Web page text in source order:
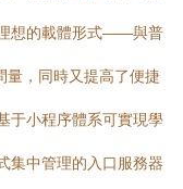
想的載體形式——與普
量，同時又提高了便捷
于小程序體系可實現學
集中管理的入口服務器